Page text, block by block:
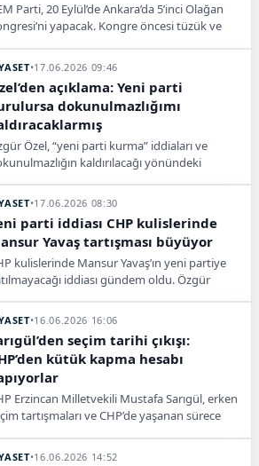
Parti, 20 Eylül’de Ankara’da 5’inci Olağan
yapacak. Kongre öncesi tüzük ve
•17.06.2026 09:46
açıklama: Yeni parti
dokunulmazlığımı
Özel, “yeni parti kurma” iddiaları ve
kaldırılacağı yönündeki
nitelendirdi.
•17.06.2026 08:30
parti iddiası CHP kulislerinde
Yavaş tartışması büyüyor
kulislerinde Mansur Yavaş’ın yeni partiye
iddiası gündem oldu. Özgür
•16.06.2026 16:06
seçim tarihi çıkışı:
kütük kapma hesabı
Erzincan Milletvekili Mustafa Sarıgül, erken
tartışmaları ve CHP’de yaşanan sürece
karışıklığından dolayı, ‘Acaba oradan bir
•16.06.2026 14:52